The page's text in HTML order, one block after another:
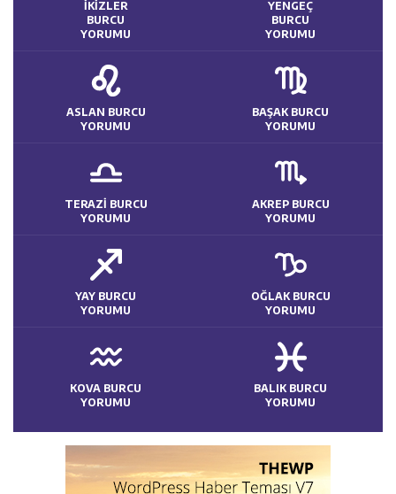
Takılanlar
Sis Dağının Neresini Yazalı
İKİZLER
BURCU
YORUMU
YENGEÇ
BURCU
YORUMU
ASLAN BURCU
YORUMU
BAŞAK BURCU
YORUMU
TERAZİ BURCU
YORUMU
AKREP BURCU
YORUMU
YAY BURCU
YORUMU
OĞLAK BURCU
YORUMU
KOVA BURCU
YORUMU
BALIK BURCU
YORUMU